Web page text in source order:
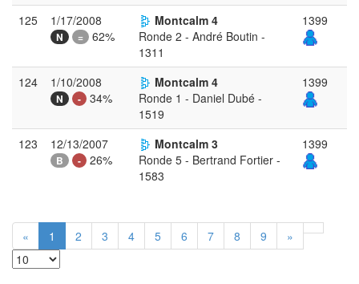
125 1/17/2008
N = 62%
Montcalm 4
Ronde 2 - André Boutin -
1311
1399
124 1/10/2008
N - 34%
Montcalm 4
Ronde 1 - Daniel Dubé -
1519
1399
123 12/13/2007
B - 26%
Montcalm 3
Ronde 5 - Bertrand Fortier -
1583
1399
« 1 2 3 4 5 6 7 8 9 »